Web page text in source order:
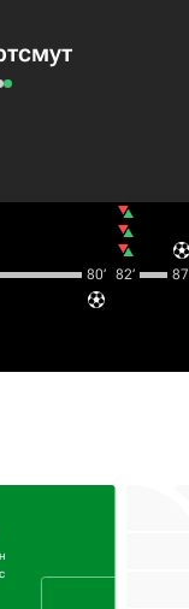
80‎’‎ 82‎’‎